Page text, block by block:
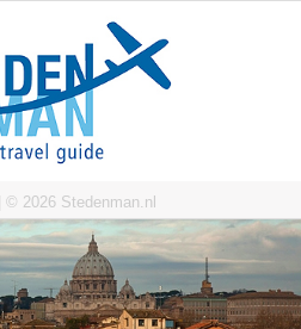
| © 2026 Stedenman.nl